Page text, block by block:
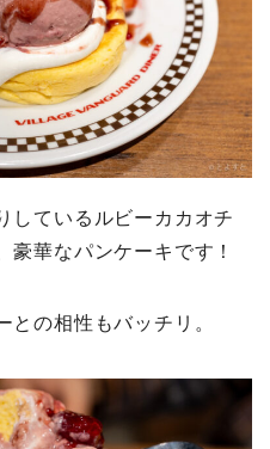
しているルビーカカオチ
豪華なパンケーキです！
との相性もバッチリ。